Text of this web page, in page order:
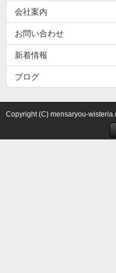
会社案内
お問い合わせ
新着情報
ブログ
Copyright (C) mensaryou-